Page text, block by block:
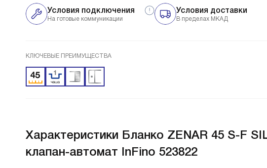
Условия доставки
В пределах МКАД
Условия подключения
На готовые коммуникации
КЛЮЧЕВЫЕ ПРЕИМУЩЕСТВА
Характеристики Бланко ZENAR 45 S-F
клапан-автомат InFino 523822